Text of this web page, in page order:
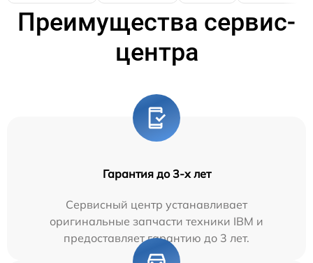
Преимущества сервис-
центра
Гарантия до 3-х лет
Сервисный центр устанавливает
оригинальные запчасти техники IBM и
предоставляет гарантию до 3 лет.